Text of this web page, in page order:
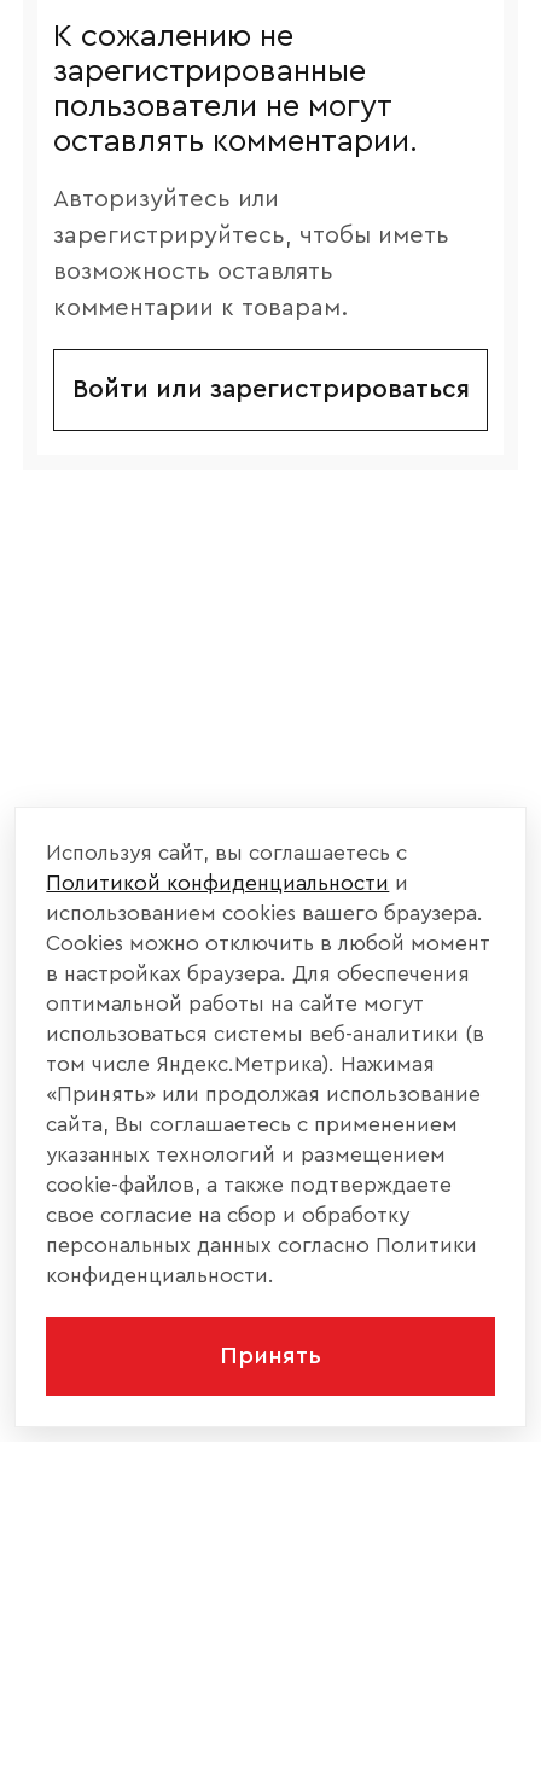
К сожалению не
зарегистрированные
пользователи не могут
оставлять комментарии.
Авторизуйтесь или
зарегистрируйтесь, чтобы иметь
возможность оставлять
комментарии к товарам.
Войти или зарегистрироваться
Используя сайт, вы соглашаетесь с
Политикой конфиденциальности и
использованием cookies вашего браузера.
Cookies можно отключить в любой момент
в настройках браузера. Для обеспечения
оптимальной работы на сайте могут
использоваться системы веб-аналитики (в
том числе Яндекс.Метрика). Нажимая
«Принять» или продолжая использование
сайта, Вы соглашаетесь с применением
указанных технологий и размещением
cookie-файлов, а также подтверждаете
свое согласие на сбор и обработку
персональных данных согласно Политики
конфиденциальности.
Принять